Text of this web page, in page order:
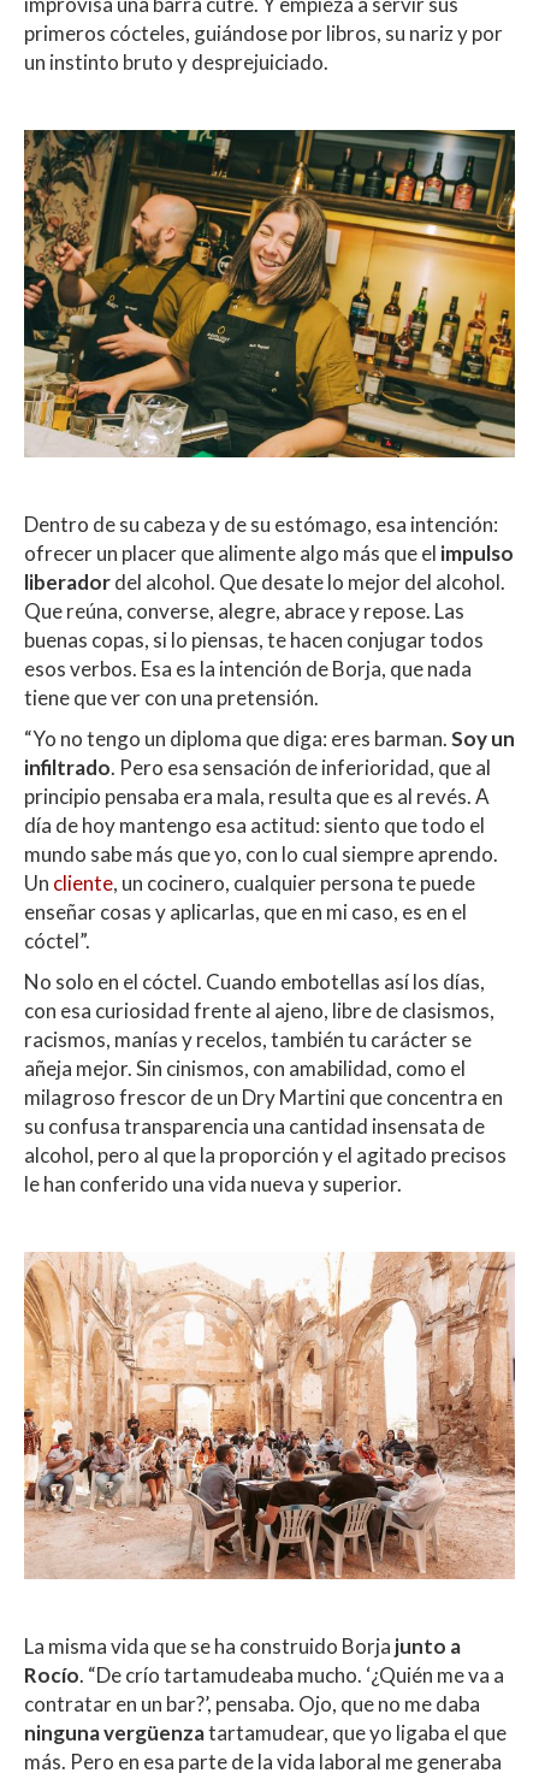
primeros cócteles, guiándose por libros, su nariz y por
un instinto bruto y desprejuiciado.
Dentro de su cabeza y de su estómago, esa intención:
ofrecer un placer que alimente algo más que el impulso
liberadordel alcohol. Que desate lo mejor del alcohol.
Que reúna, converse, alegre, abrace y repose. Las
buenas copas, si lo piensas, te hacen conjugar todos
esos verbos. Esa es la intención de Borja, que nada
tiene que ver con una pretensión.
“Yo no tengo un diploma que diga: eres barman.Soy un
infiltrado. Pero esa sensación de inferioridad, que al
principio pensaba era mala, resulta que es al revés. A
día de hoy mantengo esa actitud: siento que todo el
mundo sabe más que yo, con lo cual siempre aprendo.
Un cliente, un cocinero, cualquier persona te puede
enseñar cosas y aplicarlas, que en mi caso, es en el
cóctel”.
No solo en el cóctel. Cuando embotellas así los días,
con esa curiosidad frente al ajeno, libre de clasismos,
racismos, manías y recelos, también tu carácter se
añeja mejor. Sin cinismos, con amabilidad, como el
milagroso frescor de un Dry Martini que concentra en
su confusa transparencia una cantidad insensata de
alcohol, pero al que la proporción y el agitado precisos
le han conferido una vida nueva y superior.
La misma vida que se ha construido Borja junto a
Rocío. “De crío tartamudeaba mucho. ‘¿Quién me va a
contratar en un bar?’, pensaba. Ojo, que no me daba
ninguna vergüenzatartamudear, que yo ligaba el que
más. Pero en esa parte de la vida laboral me generaba